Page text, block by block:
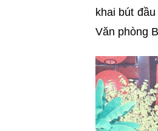
khai bút
Văn phòng